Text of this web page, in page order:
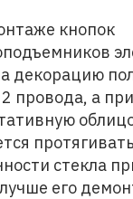
кнопок
декорацию
провода, а
стекла
его